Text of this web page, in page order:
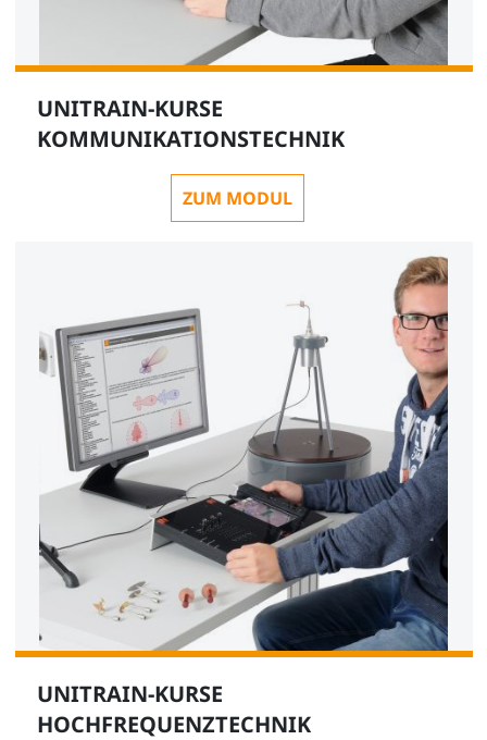
UNITRAIN-KURSE
KOMMUNIKATIONSTECHNIK
ZUM MODUL
UNITRAIN-KURSE
HOCHFREQUENZTECHNIK